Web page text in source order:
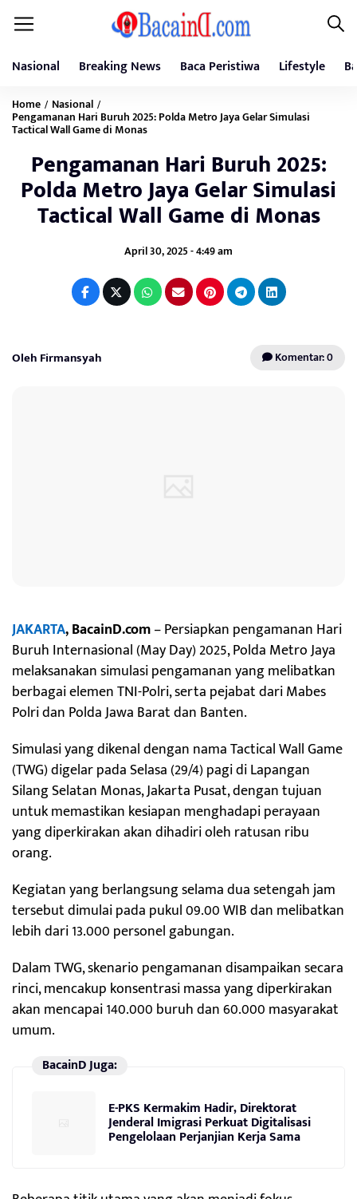
Nasional Breaking News Baca Peristiwa Lifestyle
Home / Nasional /
Pengamanan Hari Buruh 2025: Polda Metro Jaya Gelar Simulasi
Tactical Wall Game di Monas
Pengamanan Hari Buruh 2025:
Polda Metro Jaya Gelar Simulasi
Tactical Wall Game di Monas
April 30, 2025 - 4:49 am
Oleh Firmansyah Komentar: 0
JAKARTA, BacainD.com– Persiapkan pengamanan Hari
Buruh Internasional (May Day) 2025, Polda Metro Jaya
melaksanakan simulasi pengamanan yang melibatkan
berbagai elemen TNI-Polri, serta pejabat dari Mabes
Polri dan Polda Jawa Barat dan Banten.
Simulasi yang dikenal dengan nama Tactical Wall Game
(TWG) digelar pada Selasa (29/4) pagi di Lapangan
Silang Selatan Monas, Jakarta Pusat, dengan tujuan
untuk memastikan kesiapan menghadapi perayaan
yang diperkirakan akan dihadiri oleh ratusan ribu
orang.
Kegiatan yang berlangsung selama dua setengah jam
tersebut dimulai pada pukul 09.00 WIB dan melibatkan
lebih dari 13.000 personel gabungan.
Dalam TWG, skenario pengamanan disampaikan secara
rinci, mencakup konsentrasi massa yang diperkirakan
akan mencapai 140.000 buruh dan 60.000 masyarakat
umum.
BacainD Juga:
E-PKS Kermakim Hadir, Direktorat
Jenderal Imigrasi Perkuat Digitalisasi
Pengelolaan Perjanjian Kerja Sama